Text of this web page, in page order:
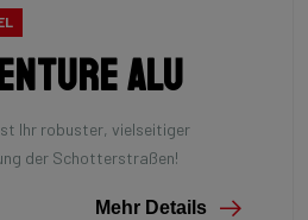
Alu
Ihr robuster, vielseitiger
der Schotterstraßen!
Mehr Details